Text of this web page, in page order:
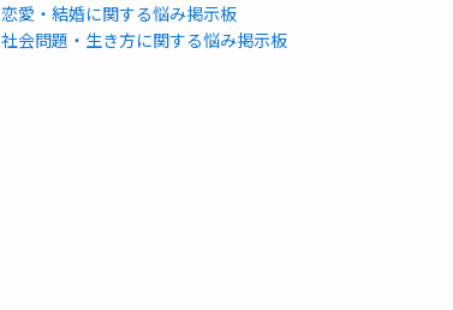
恋愛・結婚に関する悩み掲示板
社会問題・生き方に関する悩み掲示板